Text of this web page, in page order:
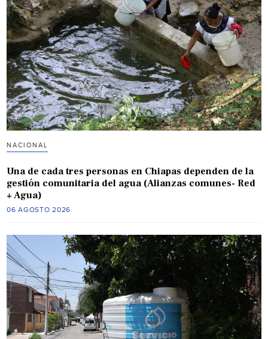
NACIONAL
Una de cada tres personas en Chiapas dependen de la
gestión comunitaria del agua (Alianzas comunes- Red
+ Agua)
06 AGOSTO 2026